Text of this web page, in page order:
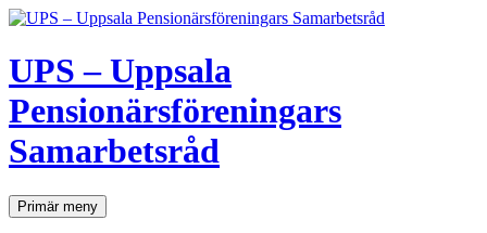
UPS – Uppsala
Pensionärsföreningars
Samarbetsråd
SökPrimär meny Hoppa
till